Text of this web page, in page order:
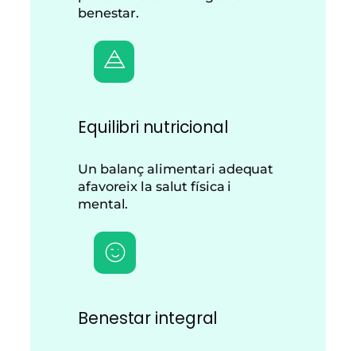
benestar.
Equilibri nutricional
Un balanç alimentari adequat
afavoreix la salut física i
mental.
Benestar integral